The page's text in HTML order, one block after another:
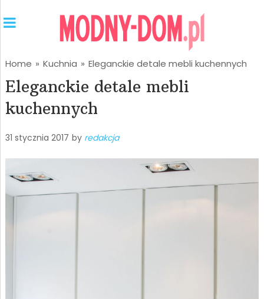
Home » Kuchnia » Eleganckie detale mebli kuchennych
Eleganckie detale mebli
kuchennych
31 stycznia 2017 by redakcja